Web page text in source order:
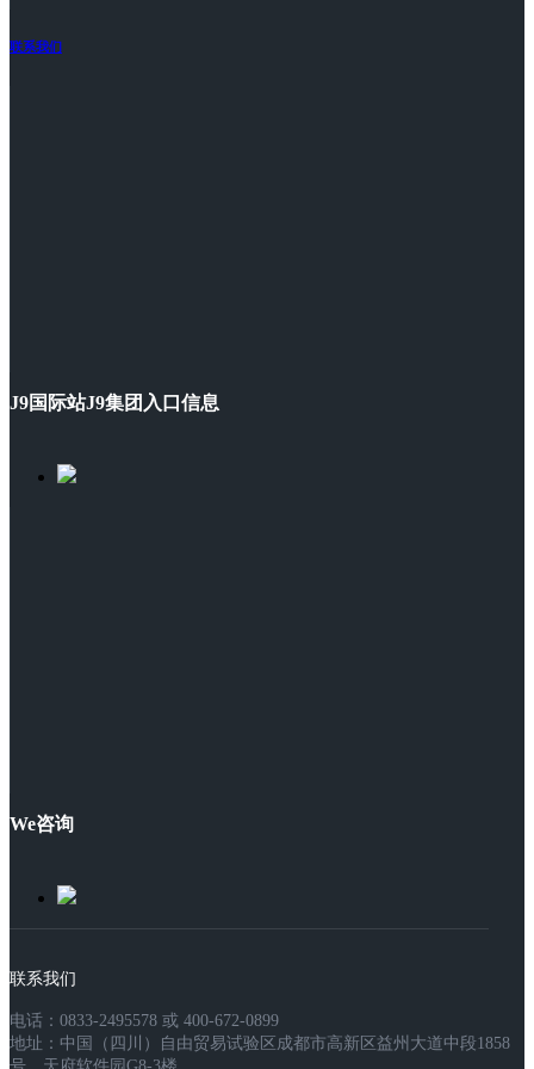
联系我们
J9国际站J9集团入口信息
We咨询
联系我们
电话：0833-2495578 或 400-672-0899
地址：中国（四川）自由贸易试验区成都市高新区益州大道中段1858